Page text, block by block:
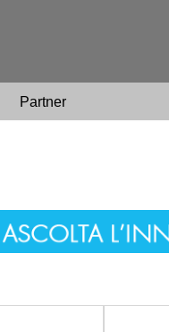
Partner